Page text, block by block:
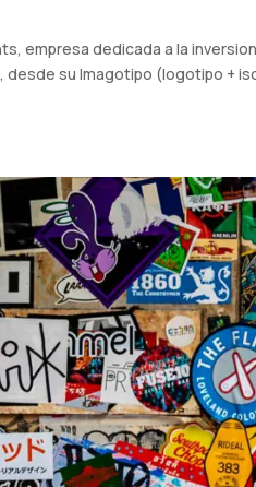
empresa dedicada a la
su Imagotipo (logotipo +